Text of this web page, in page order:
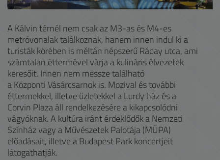
A Kálvin térnél nem csak az M3-as és M4-es
metróvonalak találkoznak, hanem innen indul ki a
turisták körében is méltán népszerű Ráday utca, ami
számtalan éttermével várja a kulináris élvezetek
keresőit. Innen nem messze található
a Központi Vásárcsarnok is. Mozival és további
éttermekkel, illetve üzletekkel a Lurdy ház és a
Corvin Plaza áll rendelkezésére a kikapcsolódni
vágyóknak. A kultúra iránt érdeklődők a Nemzeti
Színház vagy a Művészetek Palotája (MÜPA)
előadásait, illetve a Budapest Park koncertjeit
látogathatják.